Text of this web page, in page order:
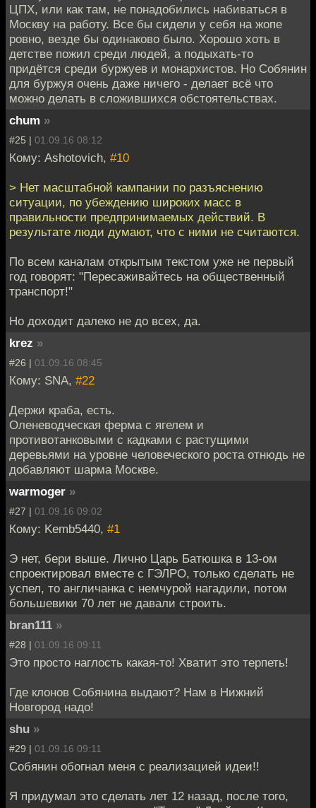
ЦПХ, или как там, не понадобились набиваться в
Москву на работу. Все бы сидели у себя на жопе
ровно, везде бы одинаково было. Хорошо хоть в
детстве пожил среди людей, а подыхать-то
придётся среди буржуев и монархистов. Но Собянин
для буржуя очень даже ничего - делает всё что
можно делать в сложившихся обстоятельствах.
chum »
#25 | 01.09.16 08:12
Кому: Ashotovich, #10
> Нет масштабной кампании по разъяснению
ситуации, по убеждению широких масс в
правильности предпринимаемых действий. В
результате люди думают, что с ними не считаются.
По всем каналам открытым текстом уже не первый
год говорят: "Пересаживайтесь на общественный
транспорт!"
Но доходит далеко не до всех, да.
krez »
#26 | 01.09.16 08:45
Кому: SNA, #22
Держи краба, есть.
Оленеводческая ферма с ягелем и
противотанковыми с кадками с растущими
деревьями на уровне человеческого роста отнюдь не
добавляют шарма Москве.
warmoger »
#27 | 01.09.16 09:02
Кому: Kemb5440, #1
Э нет, бери выше. Лично Царь Батюшка в 13-ом
спроектировал вместе с ГЭЛРО, только сделать не
успел, то англичанка с немчурой нагадили, потом
большевики 70 лет не давали строить.
bran111 »
#28 | 01.09.16 09:11
Это просто наглость какая-то! Хватит это терпеть!
Где клонов Собянина выдают? Нам в Нижний
Новгород надо!
shu »
#29 | 01.09.16 09:11
Собянин обогнал меня с реализацией идеи!!
Я придумал это сделать лет 12 назад, после того,